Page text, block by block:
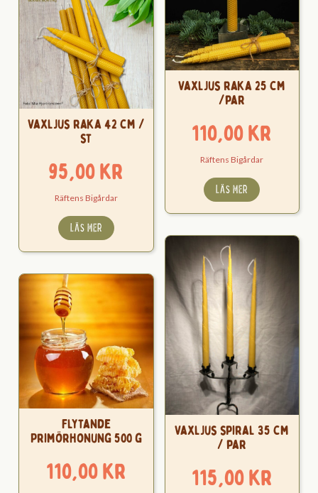
Vaxljus raka 25 cm
/par
110,00kr
Räftens Bigårdar
LÄS MER
Vaxljus raka 42 cm /
st
95,00kr
Räftens Bigårdar
LÄS MER
Vaxljus spiral 35 cm
/ par
115,00kr
Flytande
Primörhonung 500 g
110,00kr